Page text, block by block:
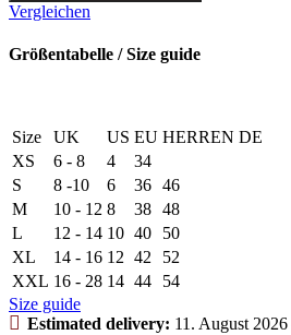
Vergleichen
Größentabelle / Size guide
Size UK US EU HERREN DE
XS
6 - 8 4
34
S
8 -10 6 36 46
M
10 - 12 8 38 48
L
12 - 14 10 40
50
XL
14 - 16 12 42
52
XXL 16 - 28 14 44
54
Size guide
Estimated delivery: 11. August